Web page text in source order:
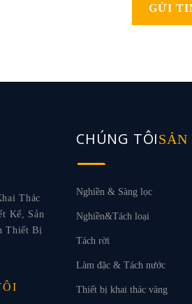
GỬI
Thác
Kế, Sản
Thiết Bị
CHÚNG TÔISẢN
Nghiền & Sàng lọc
Nghiền&Tách loại
Tách rời
Làm đặc & Tách nước
Thiết bị khai thác vàng